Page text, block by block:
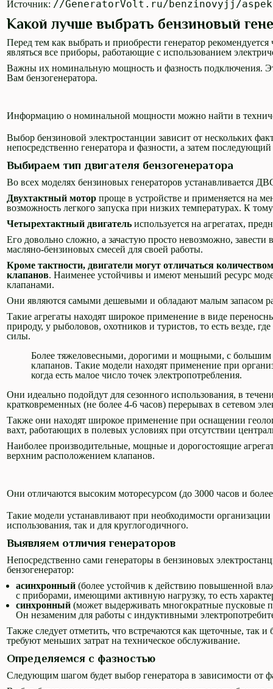
Источник: //GeneratorVolt.ru/benzinovyjj/
Какой лучше выбрать бензиновый
Перед тем как выбрать и приобрести генератор
являться все приборы, работающие с использованием
Важны их номинальную мощность и фазность подключения.
Вам бензогенератора.
Информацию о номинальной мощности можно найти в
Выбор бензиновой электростанции зависит от нескольких
непосредственно генератора и фазности, а затем
Выбираем тип двигателя бензогенератора
Во всех моделях бензиновых генераторов устанавливается
Двухтактный мотор проще в устройстве и применяется на
возможность легкого запуска при низких температурах. К
Четырехтактный двигатель используется на агрегатах,
Его довольно сложно, а зачастую просто невозможно,
масляно-бензиновых смесей для своей работы.
Кроме тактности, двигатели могут отличаться
клапанов. Наименее устойчивы и имеют меньший ресурс
клапанами.
Они являются самыми дешевыми и обладают малым запасом
Такие агрегаты находят широкое применение в виде
природу, у рыболовов, охотников и туристов, то есть везде,
силы.
Более тяжеловесными, дорогими и мощными, с большим
клапанов. Такие модели находят применение при
когда есть малое число точек электропотребления.
Они идеально подойдут для сезонного использования, в
кратковременных (не более 4-6 часов) перерывах в сетевом
Также они находят широкое применение при оснащении
вахт, работающих в полевых условиях при отсутствии
Наиболее производительные, мощные и дорогостоящие
верхним расположением клапанов.
Они отличаются высоким моторесурсом (до 3000 часов и
Такие модели устанавливают при необходимости
использования, так и для круглогодичного.
Выявляем отличия генераторов
Непосредственно сами генераторы в бензиновых
бензогенератор:
асинхронный (более устойчив к действию повышенной
с приборами, имеющими активную нагрузку, то есть
синхронный (может выдерживать многократные пусковые
Он незаменим для работы с индуктивными
Также следует отметить, что встречаются как щеточные, так
требуют меньших затрат на техническое обслуживание.
Определяемся с фазностью
Следующим шагом будет выбор генератора в зависимости от